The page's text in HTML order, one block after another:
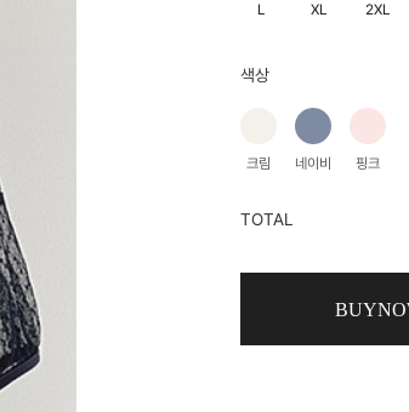
L XL 2XL
색상
크림 네이비 핑크
TOTAL